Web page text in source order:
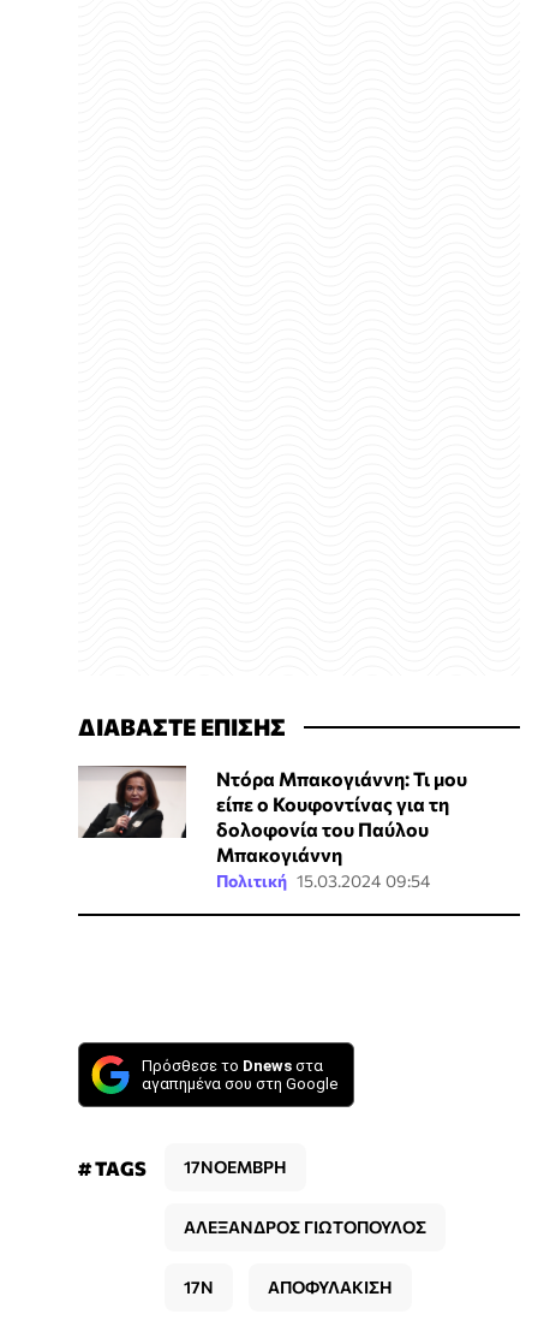
ΔΙΑΒΑΣΤΕ ΕΠΙΣΗΣ
Ντόρα Μπακογιάννη: Τι μου
είπε ο Κουφοντίνας για τη
δολοφονία του Παύλου
Μπακογιάννη
Πολιτική 15.03.2024 09:54
Πρόσθεσε το Dnews στα
αγαπημένα σου στη Google
# TAGS 17ΝΟΕΜΒΡΗ
ΑΛΕΞΑΝΔΡΟΣ ΓΙΩΤΟΠΟΥΛΟΣ
17Ν ΑΠΟΦΥΛΑΚΙΣΗ